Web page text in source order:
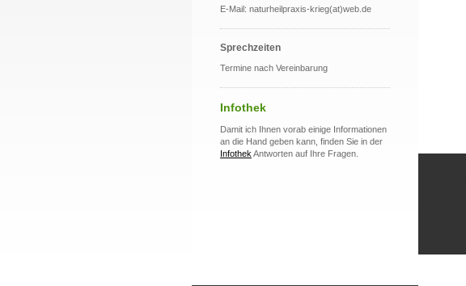
E-Mail: naturheilpraxis-krieg(at)web.de
Sprechzeiten
Termine nach Vereinbarung
Infothek
Damit ich Ihnen vorab einige Informationen
an die Hand geben kann, finden Sie in der
Infothek Antworten auf Ihre Fragen.